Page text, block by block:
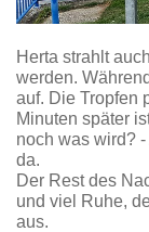
Herta strahlt
werden.
auf. Die Tropfen
Minuten später
noch was wird?
da.
Der Rest des
und viel Ruhe,
aus.